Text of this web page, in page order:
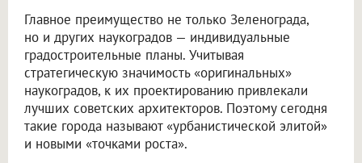
Главное преимущество не только Зеленограда,
но и других наукоградов — индивидуальные
градостроительные планы. Учитывая
стратегическую значимость «оригинальных»
наукоградов, к их проектированию привлекали
лучших советских архитекторов. Поэтому сегодня
такие города называют «урбанистической элитой»
и новыми «точками роста».